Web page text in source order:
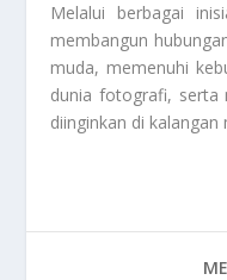
Melalui berbagai
membangun
muda, memenuhi
dunia fotografi, serta
diinginkan di kalangan